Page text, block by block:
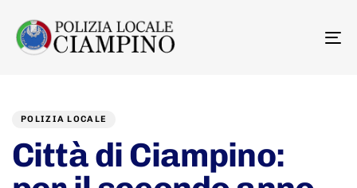
POLIZIA LOCALE
Città di Ciampino: